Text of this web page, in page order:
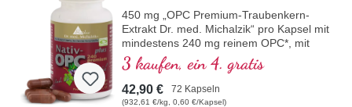
450 mg „OPC Premium-Traubenkern-
Extrakt Dr. med. Michalzik“ pro Kapsel mit
mindestens 240 mg reinem OPC*, mit
CamuCamu-Extrakt
3 kaufen, ein 4. gratis
42,90 € 72 Kapseln
(932,61 €/kg, 0,60 €/Kapsel)